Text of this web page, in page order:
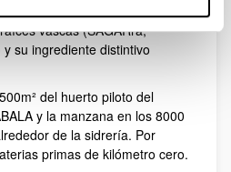
con nombre propio, una
vascas (SAGARra,
su ingrediente distintivo
del huerto piloto del
y la manzana en los 8000
de la sidrería. Por
primas de kilómetro cero.